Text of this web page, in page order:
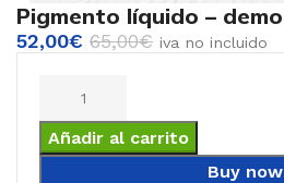
Pigmento líquido – demo
52,00€ 65,00€ iva no incluido
Añadir al carrito
Buy now